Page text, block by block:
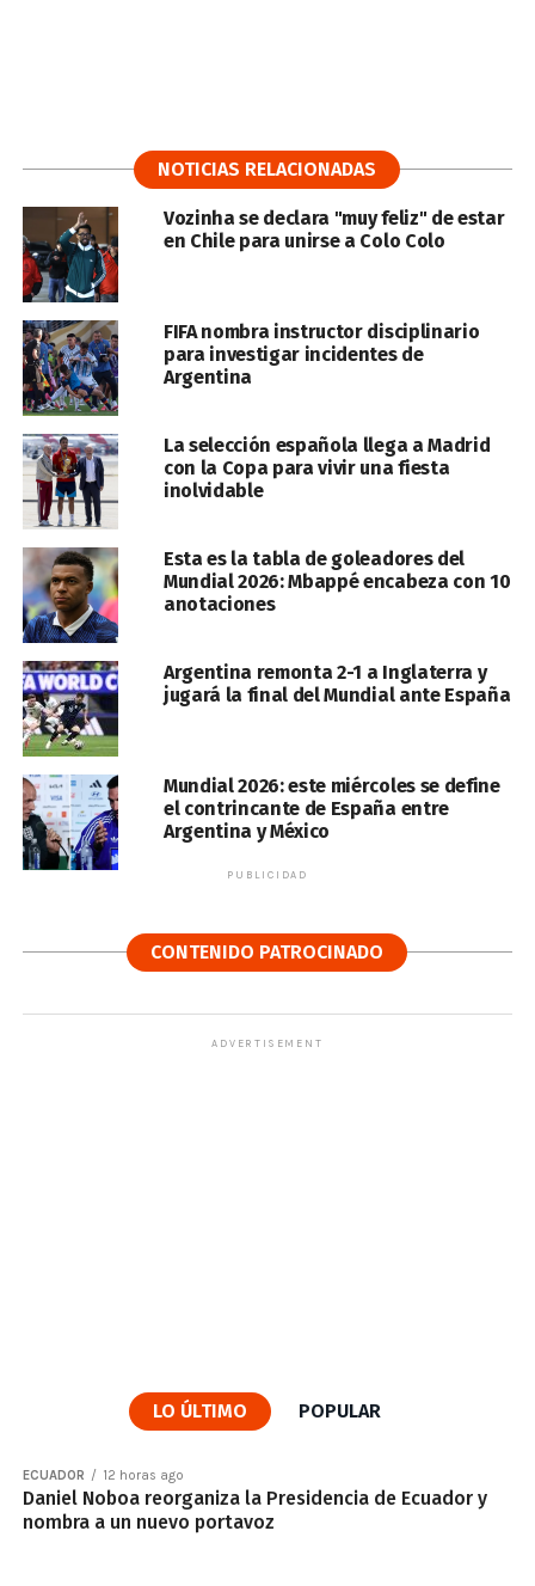
NOTICIAS RELACIONADAS
Vozinha se declara "muy feliz" de estar
en Chile para unirse a Colo Colo
FIFA nombra instructor disciplinario
para investigar incidentes de
Argentina
La selección española llega a Madrid
con la Copa para vivir una fiesta
inolvidable
Esta es la tabla de goleadores del
Mundial 2026: Mbappé encabeza con 10
anotaciones
Argentina remonta 2-1 a Inglaterra y
jugará la final del Mundial ante España
Mundial 2026: este miércoles se define
el contrincante de España entre
Argentina y México
PUBLICIDAD
CONTENIDO PATROCINADO
ADVERTISEMENT
LO ÚLTIMO POPULAR
ECUADOR 12 horas ago
Daniel Noboa reorganiza la Presidencia de Ecuador y
nombra a un nuevo portavoz